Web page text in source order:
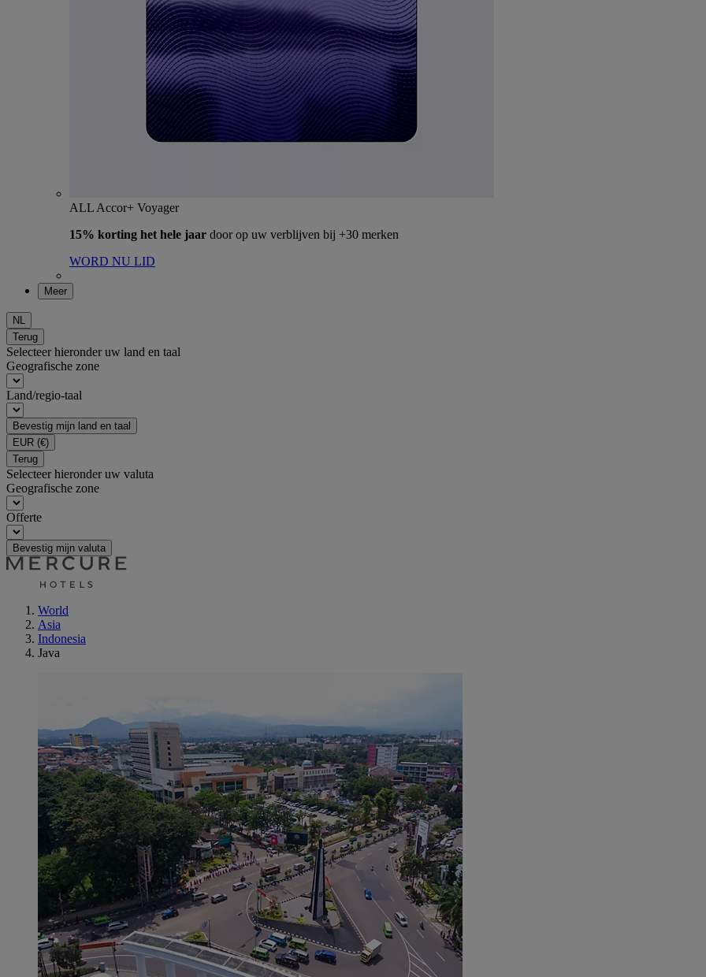
ALL Accor+ Voyager
15% korting het hele jaar door op uw verblijven bij +30 merken
WORD NU LID
Meer
NL
Terug
Selecteer hieronder uw land en taal
Geografische zone
Land/regio-taal
Bevestig mijn land en taal
EUR (€)
Terug
Selecteer hieronder uw valuta
Geografische zone
Offerte
Bevestig mijn valuta
World
Asia
Indonesia
Java